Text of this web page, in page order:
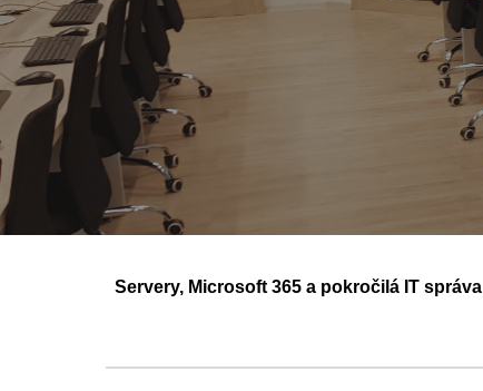
Servery, Microsoft 365 a pokročilá IT správa